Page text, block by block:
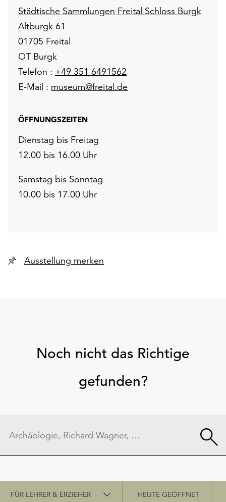
Städtische Sammlungen Freital Schloss Burgk
Altburgk 61
01705 Freital
OT Burgk
Telefon : +49 351 6491562
E-Mail : museum@freital.de
ÖFFNUNGSZEITEN
Dienstag bis Freitag
12.00 bis 16.00 Uhr
Samstag bis Sonntag
10.00 bis 17.00 Uhr
Ausstellung merken
Noch nicht das Richtige
gefunden?
Schnellzugriff
FÜR LEHRER & ERZIEHER HEUTE GEÖFFNET